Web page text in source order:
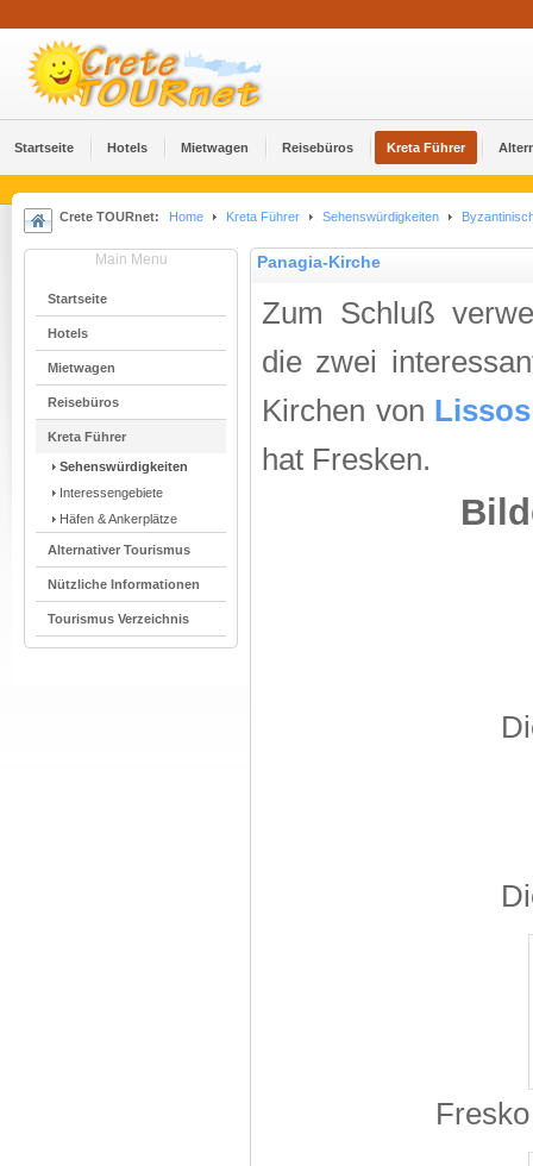
Startseite Hotels Mietwagen Reisebüros Kreta Führer
Crete TOURnet: Home Kreta Führer Sehenswürdigkeiten
Main Menu
Startseite
Hotels
Mietwagen
Reisebüros
Kreta Führer
Sehenswürdigkeiten
Interessengebiete
Häfen & Ankerplätze
Alternativer Tourismus
Nützliche Informationen
Tourismus Verzeichnis
Panagia-Kirche
Zum Schluß
die zwei
Kirchen von Lissos
hat Fresken.